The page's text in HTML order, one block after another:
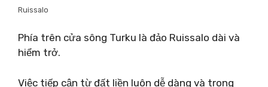
Ruissalo
Phía trên cửa sông Turku là đảo Ruissalo dài và
hiểm trở.
Việc tiếp cận từ đất liền luôn dễ dàng và trong